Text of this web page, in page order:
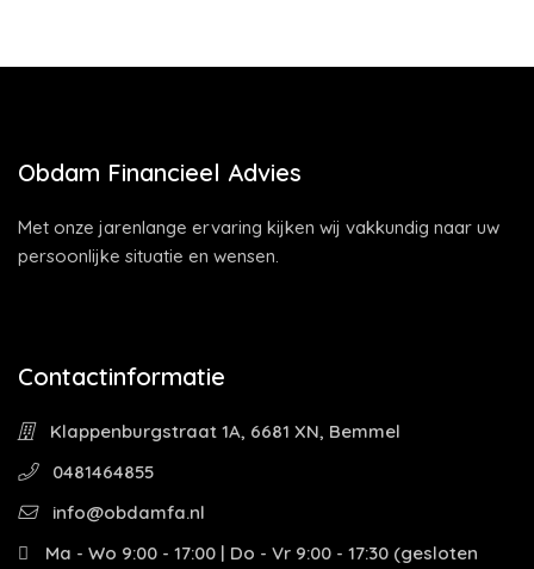
Obdam Financieel Advies
Met onze jarenlange ervaring kijken wij vakkundig naar uw
persoonlijke situatie en wensen.
Contactinformatie
Klappenburgstraat 1A, 6681 XN, Bemmel
0481464855
info@obdamfa.nl
Ma - Wo 9:00 - 17:00 | Do - Vr 9:00 - 17:30 (gesloten